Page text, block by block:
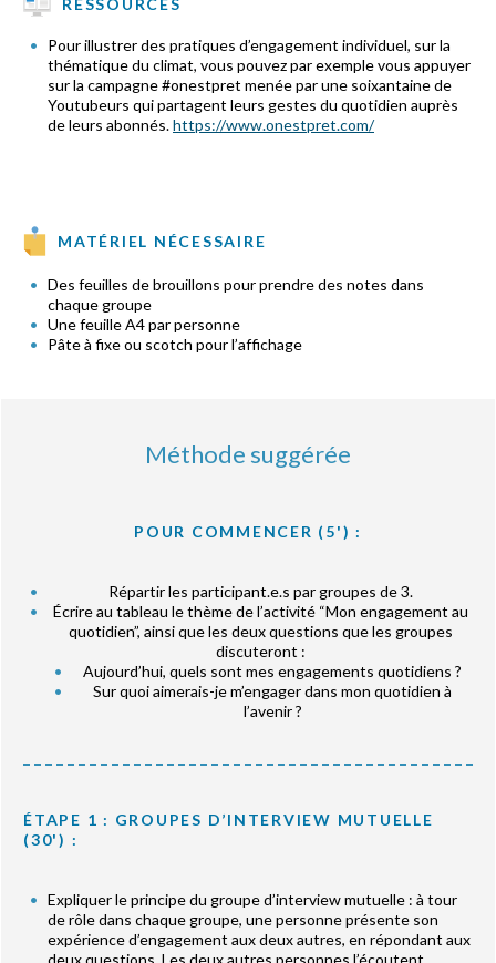
RESSOURCES
Pour illustrer des pratiques d’engagement individuel, sur la
thématique du climat, vous pouvez par exemple vous appuyer
sur la campagne #onestpret menée par une soixantaine de
Youtubeurs qui partagent leurs gestes du quotidien auprès
de leurs abonnés.https://www.onestpret.com/
MATÉRIEL NÉCESSAIRE
Des feuilles de brouillons pour prendre des notes dans
chaque groupe
Une feuille A4 par personne
Pâte à fixe ou scotch pour l’affichage
Méthode suggérée
POUR COMMENCER (5') :
Répartir les participant.e.s par groupes de 3.
Écrire au tableau le thème de l’activité “Mon engagement au
quotidien”, ainsi que les deux questions que les groupes
discuteront :
Aujourd’hui, quels sont mes engagements quotidiens ?
Sur quoi aimerais-je m’engager dans mon quotidien à
l’avenir ?
ÉTAPE 1 : GROUPES D’INTERVIEW MUTUELLE
(30') :
Expliquer le principe du groupe d’interview mutuelle : à tour
de rôle dans chaque groupe, une personne présente son
expérience d’engagement aux deux autres, en répondant aux
deux questions. Les deux autres personnes l’écoutent,